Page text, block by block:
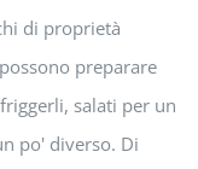
di proprietà
preparare
salati per un
po' diverso. Di